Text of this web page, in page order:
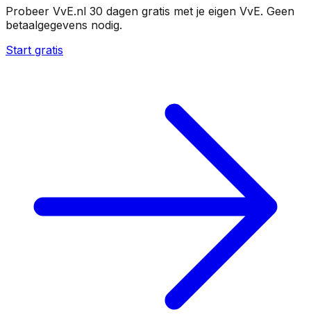
Probeer VvE.nl 30 dagen gratis met je eigen VvE. Geen
betaalgegevens nodig.
Start gratis